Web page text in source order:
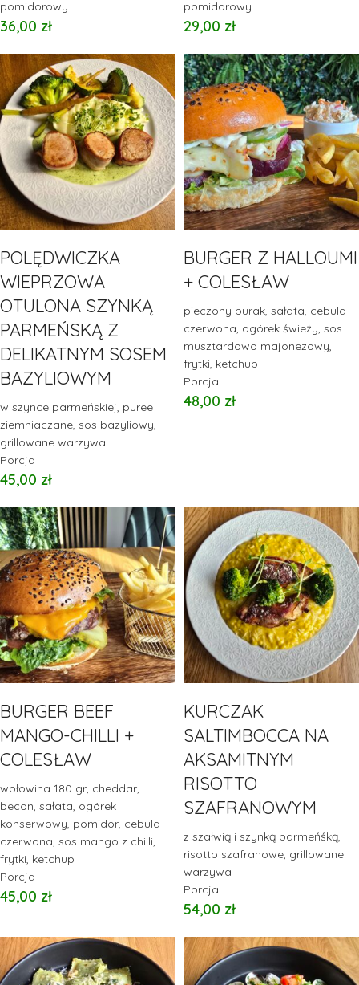
pomidorowy
36,00 zł
pomidorowy
29,00 zł
POLĘDWICZKA
WIEPRZOWA
OTULONA SZYNKĄ
PARMEŃSKĄ Z
DELIKATNYM SOSEM
BAZYLIOWYM
w szynce parmeńskiej, puree
ziemniaczane, sos bazyliowy,
grillowane warzywa
Porcja
45,00 zł
BURGER Z HALLOUMI
+ COLESŁAW
pieczony burak, sałata, cebula
czerwona, ogórek świeży, sos
musztardowo majonezowy,
frytki, ketchup
Porcja
48,00 zł
BURGER BEEF
MANGO-CHILLI +
COLESŁAW
wołowina 180 gr, cheddar,
becon, sałata, ogórek
konserwowy, pomidor, cebula
czerwona, sos mango z chilli,
frytki, ketchup
Porcja
45,00 zł
KURCZAK
SALTIMBOCCA NA
AKSAMITNYM
RISOTTO
SZAFRANOWYM
z szałwią i szynką parmeńśką,
risotto szafranowe, grillowane
warzywa
Porcja
54,00 zł